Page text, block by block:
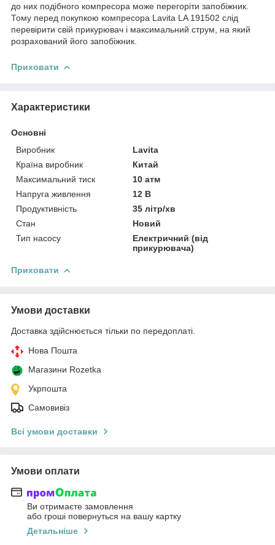
до них подібного компресора може перегоріти запобіжник.
Тому перед покупкою компресора Lavita LA 191502 слід
перевірити свій прикурювач і максимальний струм, на який
розрахований його запобіжник.
Приховати
Характеристики
Основні
Виробник
Lavita
Країна виробник
Китай
Максимальний тиск
10 атм
Напруга живлення
12 В
Продуктивність
35 літр/хв
Стан
Новий
Тип насосу
Електричний (від
прикурювача)
Приховати
Умови доставки
Доставка здійснюється тільки по передоплаті.
Нова Пошта
Магазини Rozetka
Укрпошта
Самовивіз
Всі умови доставки
Умови оплати
Ви отримаєте замовлення
або гроші повернуться на вашу картку
Детальніше